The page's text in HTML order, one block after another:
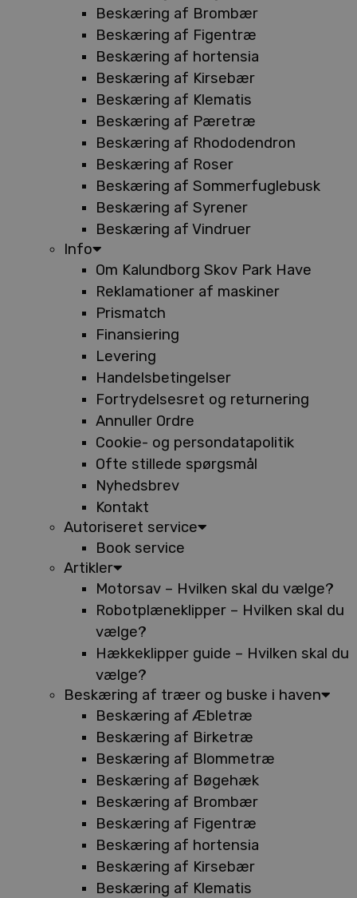
Beskæring af Brombær
Beskæring af Figentræ
Beskæring af hortensia
Beskæring af Kirsebær
Beskæring af Klematis
Beskæring af Pæretræ
Beskæring af Rhododendron
Beskæring af Roser
Beskæring af Sommerfuglebusk
Beskæring af Syrener
Beskæring af Vindruer
Info
Om Kalundborg Skov Park Have
Reklamationer af maskiner
Prismatch
Finansiering
Levering
Handelsbetingelser
Fortrydelsesret og returnering
Annuller Ordre
Cookie- og persondatapolitik
Ofte stillede spørgsmål
Nyhedsbrev
Kontakt
Autoriseret service
Book service
Artikler
Motorsav – Hvilken skal du vælge?
Robotplæneklipper – Hvilken skal du
vælge?
Hækkeklipper guide – Hvilken skal du
vælge?
Beskæring af træer og buske i haven
Beskæring af Æbletræ
Beskæring af Birketræ
Beskæring af Blommetræ
Beskæring af Bøgehæk
Beskæring af Brombær
Beskæring af Figentræ
Beskæring af hortensia
Beskæring af Kirsebær
Beskæring af Klematis